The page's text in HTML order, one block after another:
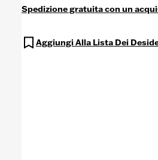
Spedizione gratuita con un
Aggiungi Alla Lista Dei